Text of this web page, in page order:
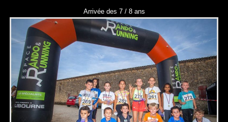
Arrivée des 7 / 8 ans